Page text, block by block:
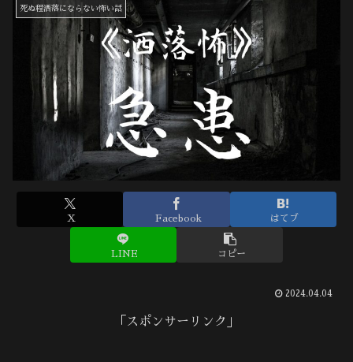
死ぬ程洒落にならない怖い話
X Facebook はてブ
LINE コピー
2024.04.04
「スポンサーリンク」